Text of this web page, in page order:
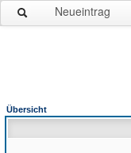
Neueintrag
Übersicht